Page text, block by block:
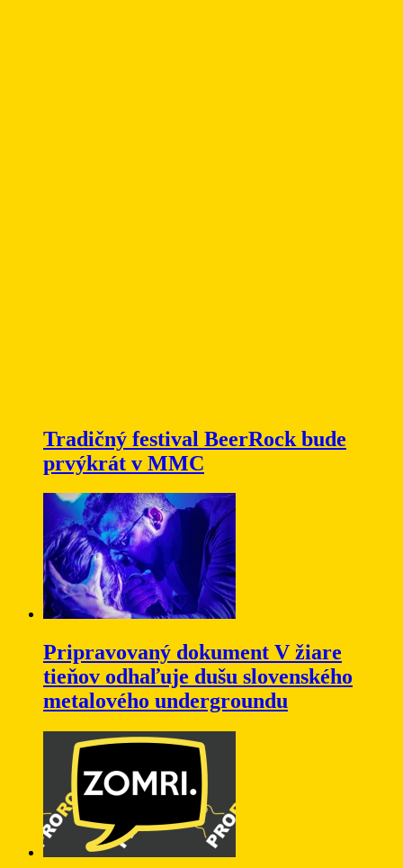
Tradičný festival BeerRock bude
prvýkrát v MMC
Pripravovaný dokument V žiare
tieňov odhaľuje dušu slovenského
metalového undergroundu